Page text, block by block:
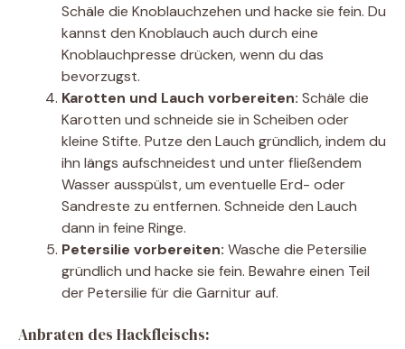
Schäle die Knoblauchzehen und hacke sie fein. Du
kannst den Knoblauch auch durch eine
Knoblauchpresse drücken, wenn du das
bevorzugst.
Karotten und Lauch vorbereiten: Schäle die
Karotten und schneide sie in Scheiben oder
kleine Stifte. Putze den Lauch gründlich, indem du
ihn längs aufschneidest und unter fließendem
Wasser ausspülst, um eventuelle Erd- oder
Sandreste zu entfernen. Schneide den Lauch
dann in feine Ringe.
Petersilie vorbereiten: Wasche die Petersilie
gründlich und hacke sie fein. Bewahre einen Teil
der Petersilie für die Garnitur auf.
Anbraten des Hackfleischs: